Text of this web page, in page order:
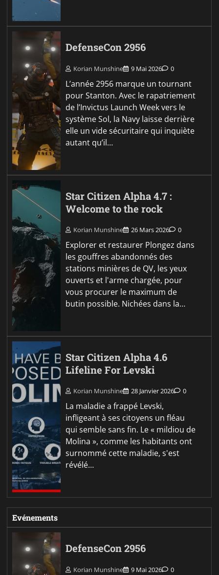
DefenseCon 2956
Korian Munshine 9 Mai 2026 0
L’année 2956 marque un tournant
pour Stanton. Avec le rapatriement
de l’Invictus Launch Week vers le
système Sol, la Navy laisse derrière
elle un vide sécuritaire qui inquiète
autant qu’il…
Star Citizen Alpha 4.7 :
Welcome to the rock
Korian Munshine 26 Mars 2026 0
Explorer et restaurer Plongez dans
les gouffres abandonnés des
stations minières de QV, les yeux
ouverts et l'arme chargée, pour
vous procurer le maximum de
butin possible. Nichées dans la…
Star Citizen Alpha 4.6
Lifeline For Levski
Korian Munshine 28 Janvier 2026 0
La maladie a frappé Levski,
infligeant à ses citoyens un fléau
qui semble sans fin. Le « mildiou de
Molina », comme les habitants ont
surnommé cette maladie, s'est
révélé…
Evénements
DefenseCon 2956
Korian Munshine 9 Mai 2026 0